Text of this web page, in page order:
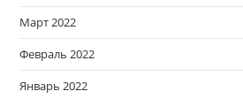
Март 2022
Февраль 2022
Январь 2022